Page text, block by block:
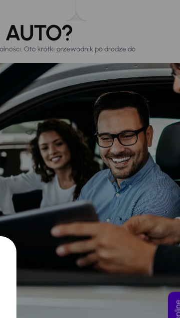
Oto krótki przewodnik po drodze do